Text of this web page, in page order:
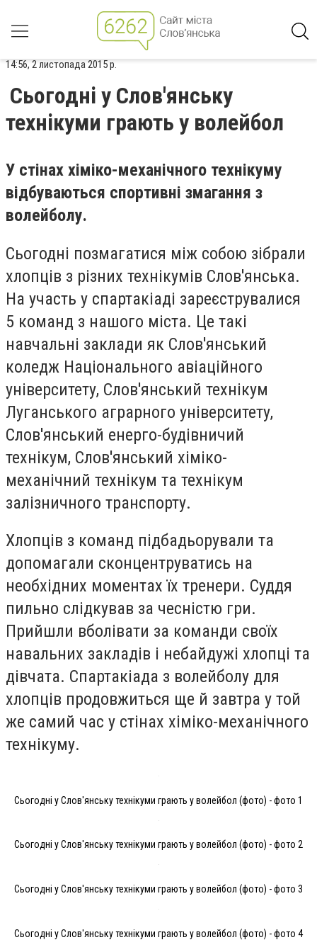
14:56, 2 листопада 2015 р.
Сьогодні у Слов'янську
технікуми грають у волейбол
У стінах хіміко-механічного технікуму
відбуваються спортивні змагання з
волейболу.
Сьогодні позмагатися між собою зібрали
хлопців з різних технікумів Слов'янська.
На участь у спартакіаді зареєструвалися
5 команд з нашого міста. Це такі
навчальні заклади як Слов'янський
коледж Національного авіаційного
університету, Слов'янський технікум
Луганського аграрного університету,
Слов'янський енерго-будівничий
технікум, Слов'янський хіміко-
механічний технікум та технікум
залізничного транспорту.
Хлопців з команд підбадьорували та
допомагали сконцентруватись на
необхідних моментах їх тренери. Суддя
пильно слідкував за чесністю гри.
Прийшли вболівати за команди своїх
навальних закладів і небайдужі хлопці та
дівчата. Спартакіада з волейболу для
хлопців продовжиться ще й завтра у той
же самий час у стінах хіміко-механічного
технікуму.
Сьогодні у Слов'янську технікуми грають у волейбол (фото) - фото 1
Сьогодні у Слов'янську технікуми грають у волейбол (фото) - фото 2
Сьогодні у Слов'янську технікуми грають у волейбол (фото) - фото 3
Сьогодні у Слов'янську технікуми грають у волейбол (фото) - фото 4